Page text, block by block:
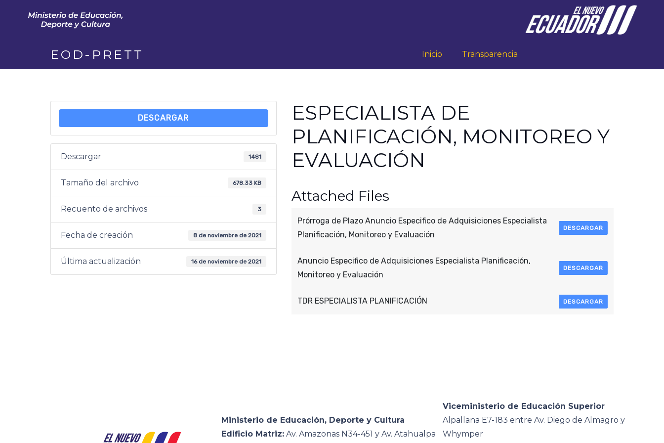
EOD-PRETT Inicio Transparencia
DESCARGAR
Descargar 1481
Tamaño del archivo 678.33 KB
Recuento de archivos 3
Fecha de creación 8 de noviembre de 2021
Última actualización 16 de noviembre de 2021
ESPECIALISTA DE
PLANIFICACIÓN, MONITOREO Y
EVALUACIÓN
Attached Files
Prórroga de Plazo Anuncio Especifico de Adquisiciones Especialista
Planificación, Monitoreo y Evaluación
DESCARGAR
Anuncio Especifico de Adquisiciones Especialista Planificación,
Monitoreo y Evaluación
DESCARGAR
TDR ESPECIALISTA PLANIFICACIÓN DESCARGAR
Ministerio de Educación, Deporte y Cultura
Edificio Matriz: Av. Amazonas N34-451 y Av. Atahualpa
Viceministerio de Educación Superior
Alpallana E7-183 entre Av. Diego de Almagro y
Whymper